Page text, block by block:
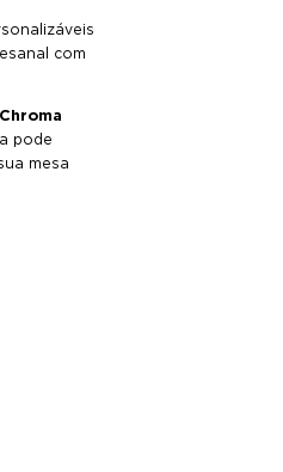
com
Chroma
pode
mesa